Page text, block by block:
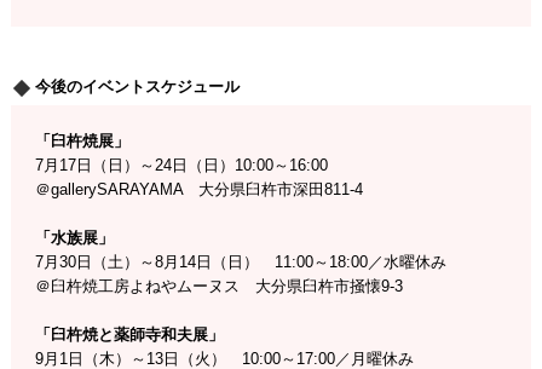
今後のイベントスケジュール
「臼杵焼展」
7月17日（日）～24日（日）10:00～16:00
＠gallerySARAYAMA 大分県臼杵市深田811-4
「水族展」
7月30日（土）～8月14日（日） 11:00～18:00／水曜休み
＠臼杵焼工房よねやムーヌス 大分県臼杵市掻懐9-3
「臼杵焼と薬師寺和夫展」
9月1日（木）～13日（火） 10:00～17:00／月曜休み